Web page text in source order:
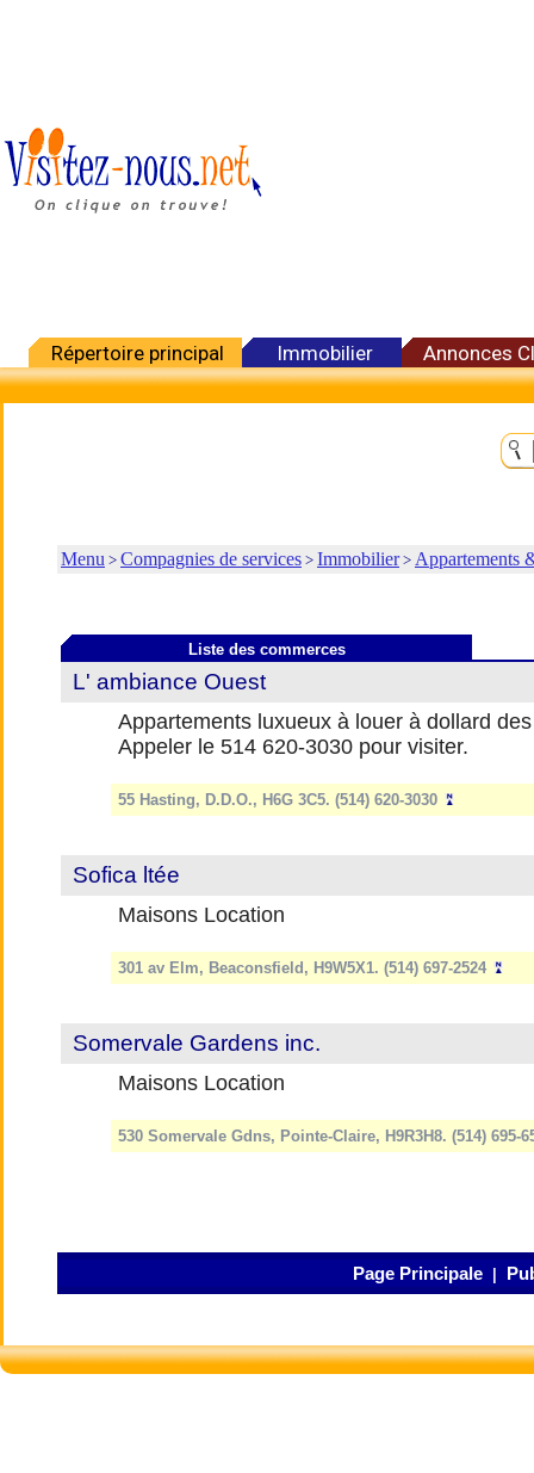
Répertoire principal Immobilier Annonces
Menu > Compagnies de services > Immobilier> Appartements
Liste des commerces
L' ambiance Ouest
Appartements luxueux à louer à dollard
Appeler le 514 620-3030 pour visiter.
55 Hasting, D.D.O., H6G 3C5. (514) 620-3030
Sofica ltée
Maisons Location
301 av Elm, Beaconsfield, H9W5X1. (514) 697-2524
Somervale Gardens inc.
Maisons Location
530 Somervale Gdns, Pointe-Claire, H9R3H8. (514) 695-
Page Principale|